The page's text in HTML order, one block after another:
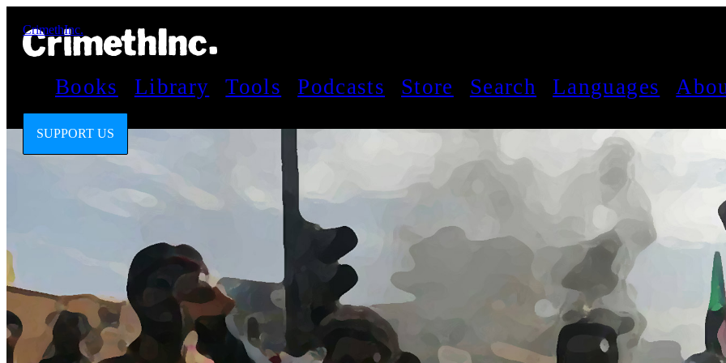
CrimethInc.
Books Library Tools Podcasts Store Search Languages
SUPPORT US